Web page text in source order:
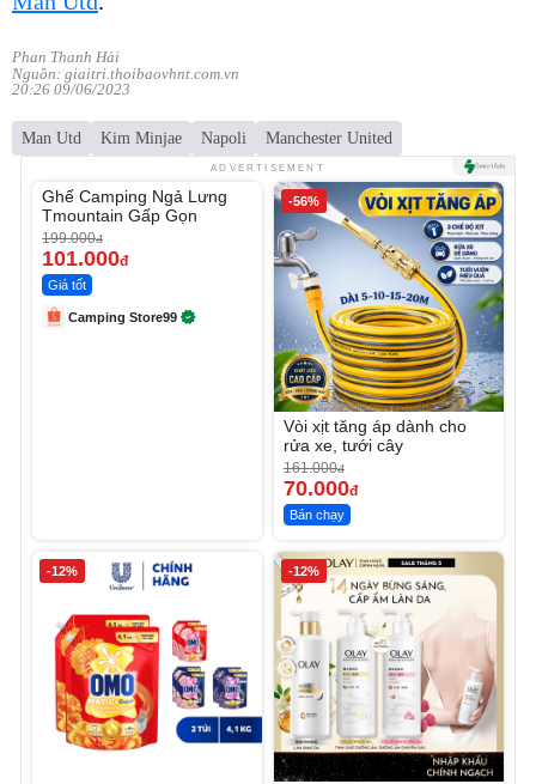
Phan Thanh Hải
Nguồn: giaitri.thoibaovhnt.com.vn
20:26 09/06/2023
Man Utd Kim Minjae Napoli Manchester United
ADVERTISEMENT
-49%
Ghế Camping Ngả Lưng
Tmountain Gấp Gọn
199.000đ
101.000đ
Giá tốt
Camping Store99
-56%
Vòi xịt tăng áp dành cho
rửa xe, tưới cây
161.000đ
70.000đ
Bán chạy
-12% -12%